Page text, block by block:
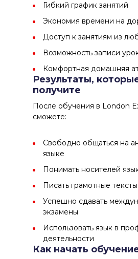
Гибкий график занятий
Экономия времени на
Доступ к занятиям из
Возможность записи
Комфортная домашняя
Результаты,
получите
После обучения в London
сможете:
Свободно общаться на
языке
Понимать носителей
Писать грамотные тексты
Успешно сдавать
экзамены
Использовать язык в
деятельности
Как начать